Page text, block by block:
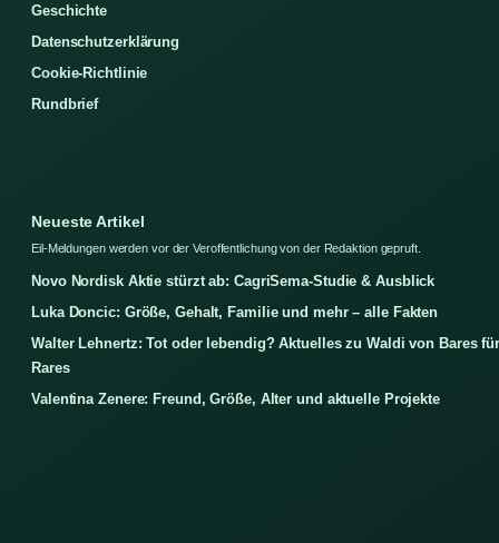
Geschichte
Datenschutzerklärung
Cookie-Richtlinie
Rundbrief
Neueste Artikel
Eil-Meldungen werden vor der Veroffentlichung von der Redaktion gepruft.
Novo Nordisk Aktie stürzt ab: CagriSema-Studie & Ausblick
Luka Doncic: Größe, Gehalt, Familie und mehr – alle Fakten
Walter Lehnertz: Tot oder lebendig? Aktuelles zu Waldi von Bares
Rares
Valentina Zenere: Freund, Größe, Alter und aktuelle Projekte